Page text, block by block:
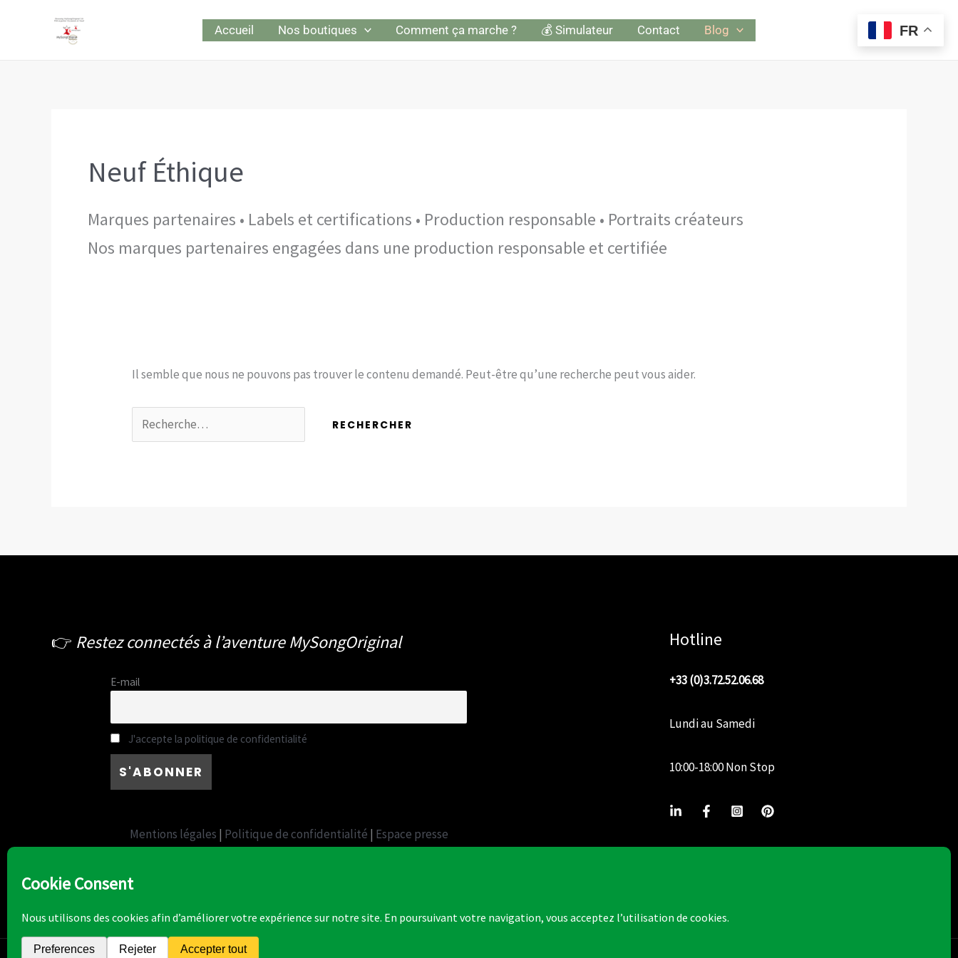
Accueil Nos boutiques Comment ça marche ? 💰 Simulateur Contact Blog
Neuf Éthique
Marques partenaires • Labels et certifications • Production responsable • Portraits créateurs
Nos marques partenaires engagées dans une production responsable et certifiée
Il semble que nous ne pouvons pas trouver le contenu demandé. Peut-être qu’une recherche peut vous aider.
Rechercher :
👉 Restez connectés à l’aventure MySongOriginal
E-mail
J'accepte la politique de confidentialité
Mentions légales | Politique de confidentialité | Espace presse
Hotline
+33 (0)3.72.52.06.68
Lundi au Samedi
10:00-18:00 Non Stop
FR